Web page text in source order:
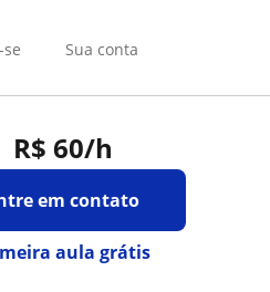
Sua conta
R$ 60/h
em contato
aula grátis